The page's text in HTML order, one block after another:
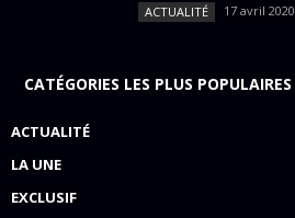
ACTUALITÉ 17 avril 2020
CATÉGORIES LES PLUS POPULAIRES
ACTUALITÉ
LA UNE
EXCLUSIF